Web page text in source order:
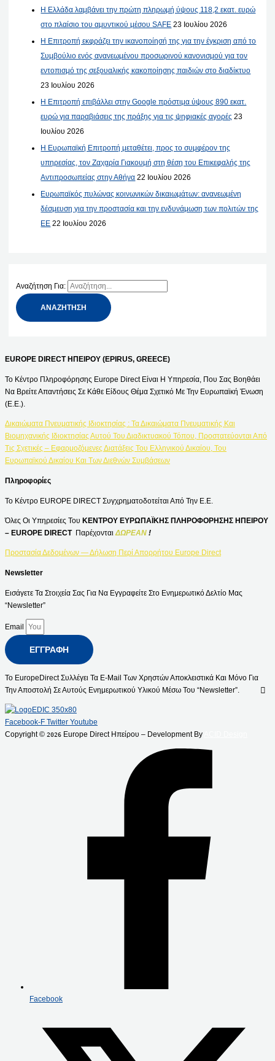
Η Ελλάδα λαμβάνει την πρώτη πληρωμή ύψους 118,2 εκατ. ευρώ
στο πλαίσιο του αμυντικού μέσου SAFE 23 Ιουλίου 2026
Η Επιτροπή εκφράζει την ικανοποίησή της για την έγκριση από το
Συμβούλιο ενός ανανεωμένου προσωρινού κανονισμού για τον
εντοπισμό της σεξουαλικής κακοποίησης παιδιών στο διαδίκτυο
23 Ιουλίου 2026
Η Επιτροπή επιβάλλει στην Google πρόστιμα ύψους 890 εκατ.
ευρώ για παραβιάσεις της πράξης για τις ψηφιακές αγορές 23
Ιουλίου 2026
Η Ευρωπαϊκή Επιτροπή μεταθέτει, προς το συμφέρον της
υπηρεσίας, τον Ζαχαρία Γιακουμή στη θέση του Επικεφαλής της
Αντιπροσωπείας στην Αθήνα 22 Ιουλίου 2026
Ευρωπαϊκός πυλώνας κοινωνικών δικαιωμάτων: ανανεωμένη
δέσμευση για την προστασία και την ενδυνάμωση των πολιτών της
ΕΕ 22 Ιουλίου 2026
Αναζήτηση Για:
EUROPE DIRECT ΗΠΕΙΡΟΥ (EPIRUS, GREECE)
Το Κέντρο Πληροφόρησης Europe Direct Είναι Η Υπηρεσία, Που Σας Βοηθάει
Να Βρείτε Απαντήσεις Σε Κάθε Είδους Θέμα Σχετικό Με Την Ευρωπαϊκή Ένωση
(Ε.Ε.).
Δικαιώματα Πνευματικής Ιδιοκτησίας : Τα Δικαιώματα Πνευματικής Και
Βιομηχανικής Ιδιοκτησίας Αυτού Του Διαδικτυακού Τόπου, Προστατεύονται Από
Τις Σχετικές – Εφαρμοζόμενες Διατάξεις Του Ελληνικού Δικαίου, Του
Ευρωπαϊκού Δικαίου Και Των Διεθνών Συμβάσεων
Πληροφορίες
Το Κέντρο EUROPE DIRECT Συγχρηματοδοτείται Από Την Ε.Ε.
Όλες Οι Υπηρεσίες Του ΚΕΝΤΡΟΥ ΕΥΡΩΠΑΪΚΗΣ ΠΛΗΡΟΦΟΡΗΣΗΣ ΗΠΕΙΡΟΥ
– EUROPE DIRECT Παρέχονται ΔΩΡΕΑΝ !
Προστασία Δεδομένων — Δήλωση Περί Απορρήτου Europe Direct
Newsletter
Εισάγετε Τα Στοιχεία Σας Για Να Εγγραφείτε Στο Ενημερωτικό Δελτίο Μας
“Newsletter”
Email
ΕΓΓΡΑΦΉ
Το EuropeDirect Συλλέγει Τα E-Mail Των Χρηστών Αποκλειστικά Και Μόνο Για
Την Αποστολή Σε Αυτούς Ενημερωτικού Υλικού Μέσω Του “Newsletter”.
Facebook-F Twitter Youtube
Copyright © 2026 Europe Direct Ηπείρου – Development By
Facebook